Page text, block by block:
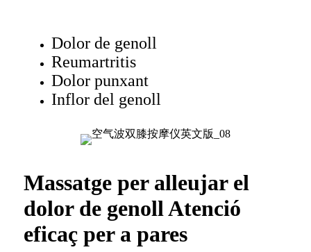
Dolor de genoll
Reumartritis
Dolor punxant
Inflor del genoll
Massatge per alleujar el
dolor de genoll Atenció
eficaç per a pares